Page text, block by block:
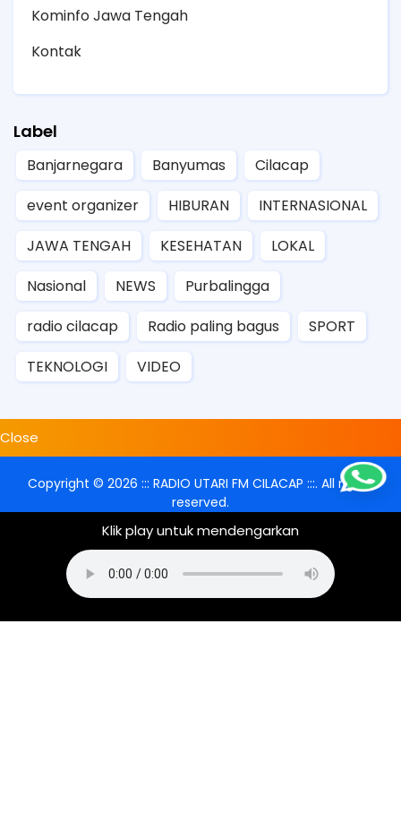
Kominfo Jawa Tengah
Kontak
Label
Banjarnegara Banyumas
Cilacap
event organizer
HIBURAN
INTERNASIONAL
JAWA TENGAH
KESEHATAN
LOKAL
Nasional
NEWS
Purbalingga
radio cilacap
Radio paling bagus
SPORT
TEKNOLOGI
VIDEO
Klik play untuk mendengarkan
Close
Copyright © 2026 ::: RADIO UTARI FM CILACAP :::. All rights
reserved.